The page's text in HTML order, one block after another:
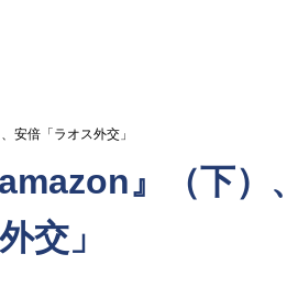
安倍「ラオス外交」
』（下）、
」